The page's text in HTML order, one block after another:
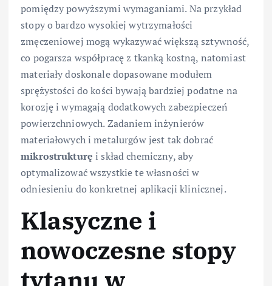
pomiędzy powyższymi wymaganiami. Na przykład
stopy o bardzo wysokiej wytrzymałości
zmęczeniowej mogą wykazywać większą sztywność,
co pogarsza współpracę z tkanką kostną, natomiast
materiały doskonale dopasowane modułem
sprężystości do kości bywają bardziej podatne na
korozję i wymagają dodatkowych zabezpieczeń
powierzchniowych. Zadaniem inżynierów
materiałowych i metalurgów jest tak dobrać
mikrostrukturę i skład chemiczny, aby
optymalizować wszystkie te własności w
odniesieniu do konkretnej aplikacji klinicznej.
Klasyczne i
nowoczesne stopy